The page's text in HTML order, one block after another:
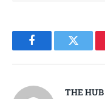
FacebookTwitter
THE HUB